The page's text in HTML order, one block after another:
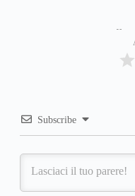
Subscribe